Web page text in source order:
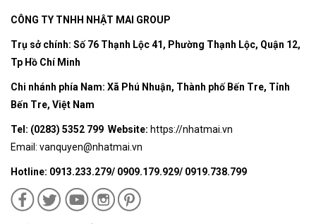
CÔNG TY TNHH NHẬT MAI GROUP
Trụ sở chính: Số 76 Thạnh Lộc 41, Phường Thạnh Lộc, Quận 12,
Tp Hồ Chí Minh
Chi nhánh phía Nam: Xã Phú Nhuận, Thành phố Bến Tre, Tỉnh
Bến Tre, Việt Nam
Tel: (0283) 5352 799 Website: https://nhatmai.vn
Email: vanquyen@nhatmai.vn
Hotline: 0913.233.279/ 0909.179.929/ 0919.738.799